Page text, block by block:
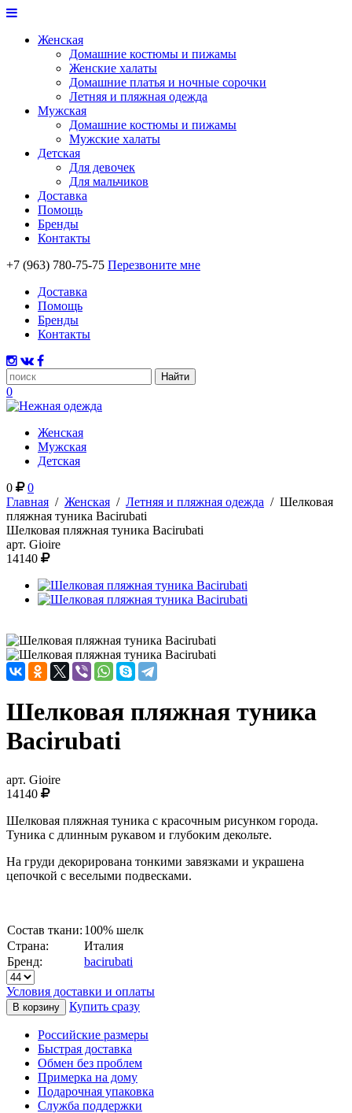
Женская
Домашние костюмы и пижамы
Женские халаты
Домашние платья и ночные сорочки
Летняя и пляжная одежда
Мужская
Домашние костюмы и пижамы
Мужские халаты
Детская
Для девочек
Для мальчиков
Доставка
Помощь
Бренды
Контакты
+7 (963) 780-75-75 Перезвоните мне
Доставка
Помощь
Бренды
Контакты
0
Женская
Мужская
Детская
0
0
Главная / Женская / Летняя и пляжная одежда / Шелковая
пляжная туника Bacirubati
Шелковая пляжная туника Bacirubati
арт. Gioire
14140
Шелковая пляжная туника
Bacirubati
арт. Gioire
14140
Шелковая пляжная туника с красочным рисунком города.
Туника с длинным рукавом и глубоким декольте.
На груди декорирована тонкими завязками и украшена
цепочкой с веселыми подвесками.
Состав ткани: 100% шелк
Страна:
Италия
Бренд:
bacirubati
Условия доставки и оплаты
Купить сразу
Российские размеры
Быстрая доставка
Обмен без проблем
Примерка на дому
Подарочная упаковка
Служба поддержки